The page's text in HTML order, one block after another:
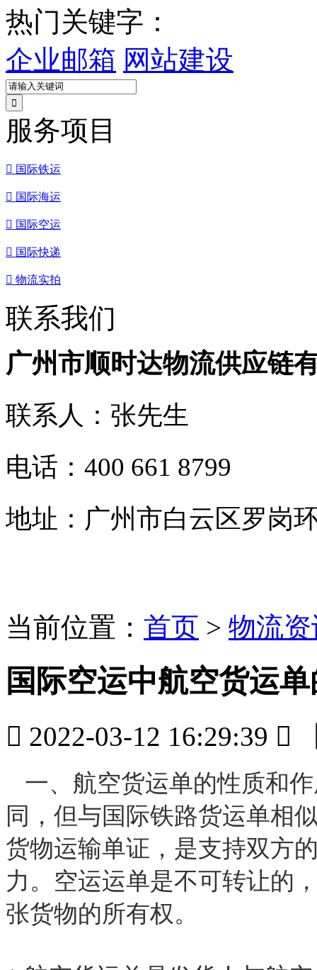
热门关键字：
企业邮箱 网站建设
服务项目
 国际铁运
 国际海运
 国际空运
 国际快递
 物流实拍
联系我们
广州市顺时达物流供应链
联系人：张先生
电话：400 661 8799
地址：广州市白云区罗岗
当前位置： 首页 > 物流
国际空运中航空货运
 2022-03-12 16:29:39 
一、航空货运单的性质和
同，但与国际铁路货运单相
货物运输单证，是支持双方
力。空运运单是不可转让的
张货物的所有权。